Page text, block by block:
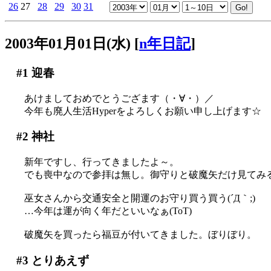
26 27 28 29 30 31
2003年01月01日(水) [n年日記]
#1 迎春
あけましておめでとうござます（・∀・）／
今年も廃人生活Hyperをよろしくお願い申し上げます☆
#2 神社
新年ですし、行ってきましたよ～。
でも喪中なので参拝は無し。御守りと破魔矢だけ見てみ
巫女さんから交通安全と開運のお守り買う買う(´Д｀;)
…今年は運が向く年だといいなぁ(ToT)
破魔矢を買ったら福豆が付いてきました。ぼりぼり。
#3 とりあえず